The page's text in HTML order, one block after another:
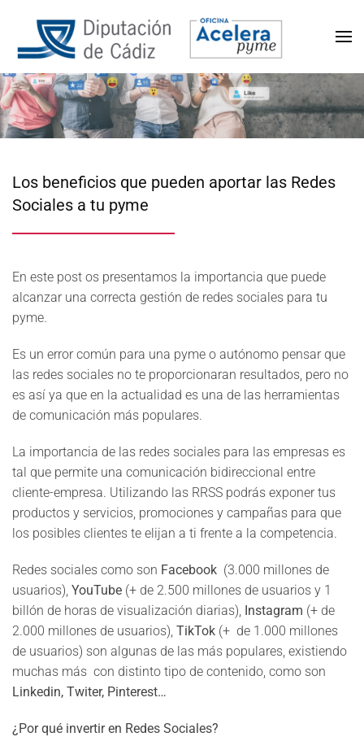
Los beneficios que pueden aportar las Redes
Sociales a tu pyme
En este post os presentamos la importancia que puede
alcanzar una correcta gestión de redes sociales para tu
pyme.
Es un error común para una pyme o autónomo pensar que
las redes sociales no te proporcionaran resultados, pero no
es así ya que en la actualidad es una de las herramientas
de comunicación más populares.
La importancia de las redes sociales para las empresas es
tal que permite una comunicación bidireccional entre
cliente-empresa. Utilizando las RRSS podrás exponer tus
productos y servicios, promociones y campañas para que
los posibles clientes te elijan a ti frente a la competencia.
Redes sociales como son Facebook (3.000 millones de
usuarios), YouTube (+ de 2.500 millones de usuarios y 1
billón de horas de visualización diarias), Instagram (+ de
2.000 millones de usuarios), TikTok (+ de 1.000 millones
de usuarios) son algunas de las más populares, existiendo
muchas más con distinto tipo de contenido, como son
Linkedin, Twiter, Pinterest…
¿Por qué invertir en Redes Sociales?